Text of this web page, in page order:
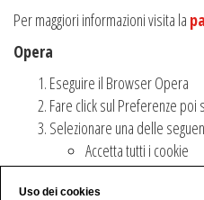
Per maggiori informazioni visita la
Opera
Eseguire il Browser Opera
Fare click sul Preferenze poi
Selezionare una delle
Accetta tutti i cookie
Accetta i cookie solo
parti e che vengono
Uso dei cookies